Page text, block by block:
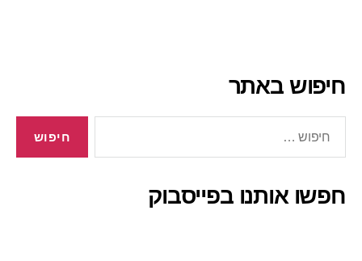
חיפוש באתר
חפשו אותנו בפייסבוק